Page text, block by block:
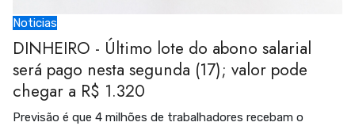
Noticias
DINHEIRO - Último lote do abono salarial
será pago nesta segunda (17); valor pode
chegar a R$ 1.320
Previsão é que 4 milhões de trabalhadores recebam o